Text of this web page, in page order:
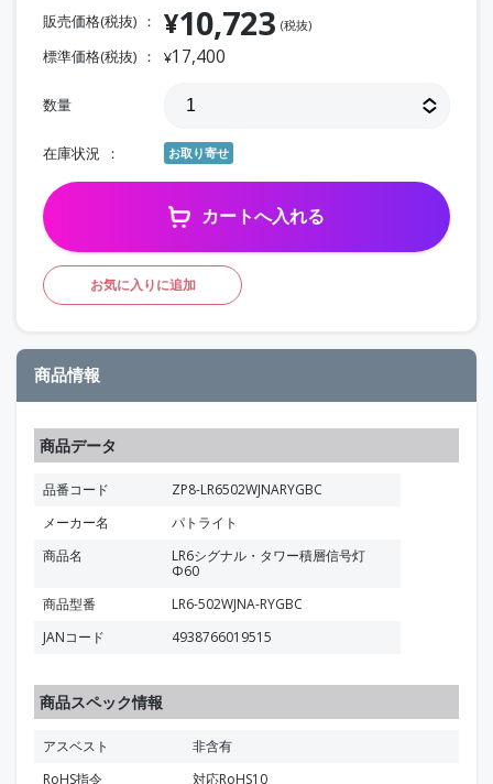
販売価格(税抜) ¥10,723 (税抜)
標準価格(税抜) ¥17,400
数量
在庫状況 お取り寄せ
カートへ入れる
お気に入りに追加
商品情報
商品データ
品番コード
ZP8-LR6502WJNARYGBC
メーカー名
パトライト
商品名
LR6シグナル・タワー積層信号灯
Φ60
商品型番
LR6-502WJNA-RYGBC
JANコード
4938766019515
商品スペック情報
アスベスト
非含有
RoHS指令
対応RoHS10